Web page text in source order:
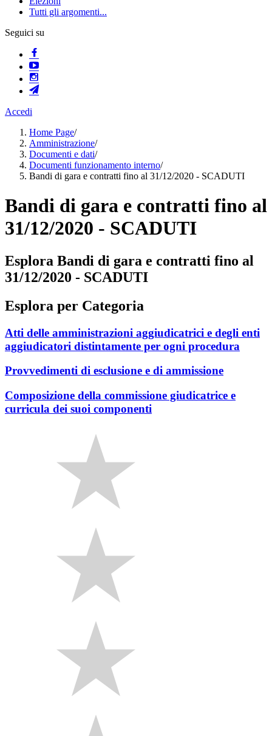
Tutti gli argomenti...
Seguici su
Accedi
Home Page/
Amministrazione/
Documenti e dati/
Documenti funzionamento interno/
Bandi di gara e contratti fino al 31/12/2020 - SCADUTI
Bandi di gara e contratti fino al
31/12/2020 - SCADUTI
Esplora Bandi di gara e contratti fino al
31/12/2020 - SCADUTI
Esplora per Categoria
Atti delle amministrazioni aggiudicatrici e degli enti
aggiudicatori distintamente per ogni procedura
Provvedimenti di esclusione e di ammissione
Composizione della commissione giudicatrice e
curricula dei suoi componenti